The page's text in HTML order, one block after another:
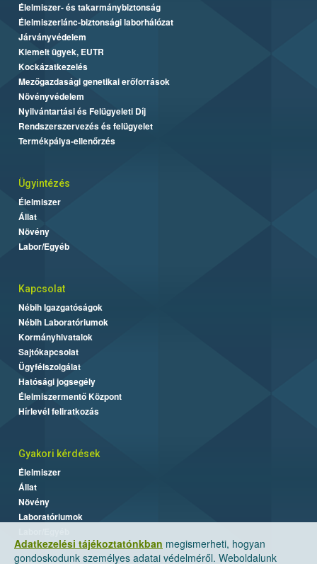
Adatkezelési tájékoztatónkban megismerheti, hogyan
gondoskodunk személyes adatai védelméről. Weboldalunk
Élelmiszer- és takarmánybiztonság
Élelmiszerlánc-biztonsági laborhálózat
Járványvédelem
Kiemelt ügyek, EUTR
Kockázatkezelés
Mezőgazdasági genetikai erőforrások
Növényvédelem
Nyilvántartási és Felügyeleti Díj
Rendszerszervezés és felügyelet
Termékpálya-ellenőrzés
Ügyintézés
Élelmiszer
Állat
Növény
Labor/Egyéb
Kapcsolat
Nébih Igazgatóságok
Nébih Laboratóriumok
Kormányhivatalok
Sajtókapcsolat
Ügyfélszolgálat
Hatósági jogsegély
Élelmiszermentő Központ
Hírlevél feliratkozás
Gyakori kérdések
Élelmiszer
Állat
Növény
Laboratóriumok